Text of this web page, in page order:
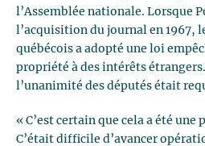
l’Assemblée nationale. Lorsque
l’acquisition du journal en 1967,
québécois a adopté une loi
propriété à des intérêts
l’unanimité des députés était
« C’est certain que cela a été
C’était difficile d’avancer